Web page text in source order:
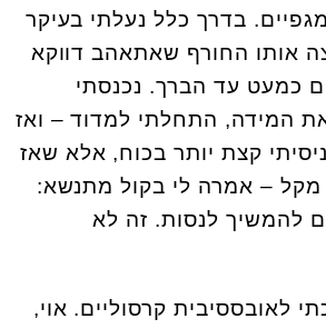
בדרך כלל נעלתי בעיקר
אותו החורף שאתאהב דווקא
כמעט עד הברך. נכנסתי
המידה, התחלתי למדוד – ואז
קצת יותר בכוח, אלא שאז
מקל – אמרה לי בקול מתנשא:
להמשיך לנסות. זה לא
לאובססיבית קרסוליים. אוי,